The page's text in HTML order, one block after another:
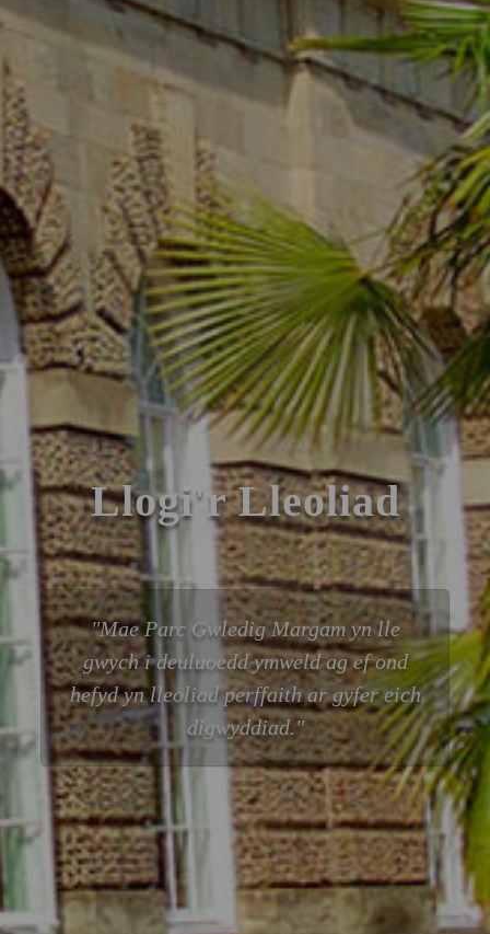
Llogi'r Lleoliad
Mae Parc Gwledig Margam yn lle
gwych i deuluoedd ymweld ag ef ond
hefyd yn lleoliad perffaith ar gyfer eich
digwyddiad.